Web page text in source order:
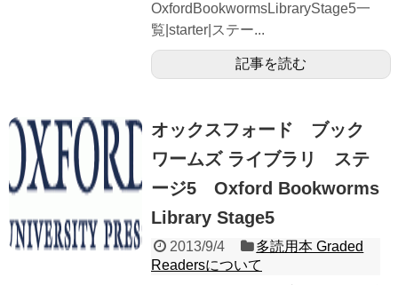
OxfordBookwormsLibraryStage5一
覧|starter|ステー...
記事を読む
オックスフォード ブック
ワームズ ライブラリ ステ
ージ5 Oxford Bookworms
Library Stage5
2013/9/4
多読用本 Graded
Readersについて